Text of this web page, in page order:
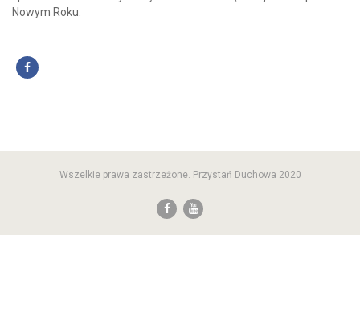
Nowym Roku.
Wszelkie prawa zastrzeżone. Przystań Duchowa 2020